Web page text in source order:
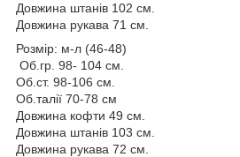
Довжина штанів 102 см.
Довжина рукава 71 см.
Розмір: м-л (46-48)
Об.гр. 98- 104 см.
Об.ст. 98-106 см.
Об.талії 70-78 см
Довжина кофти 49 см.
Довжина штанів 103 см.
Довжина рукава 72 см.